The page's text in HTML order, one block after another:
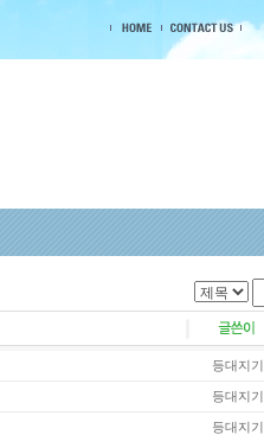
등대지기
등대지기
등대지기